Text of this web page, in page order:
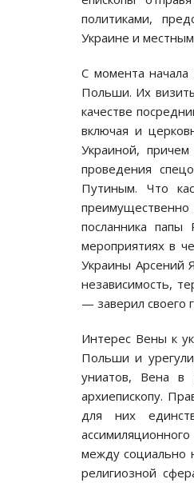
политиками,
Украине и
С момента начала
Польши. Их
качестве
включая и
Украиной,
проведения
Путиным. Что
преимущественно
посланника
мероприятиях в
Украины Арсений
независимость,
— заверил своего
Интерес Вены к
Польши и
униатов, Вена в
архиепископу.
для них
между социально
религиозной